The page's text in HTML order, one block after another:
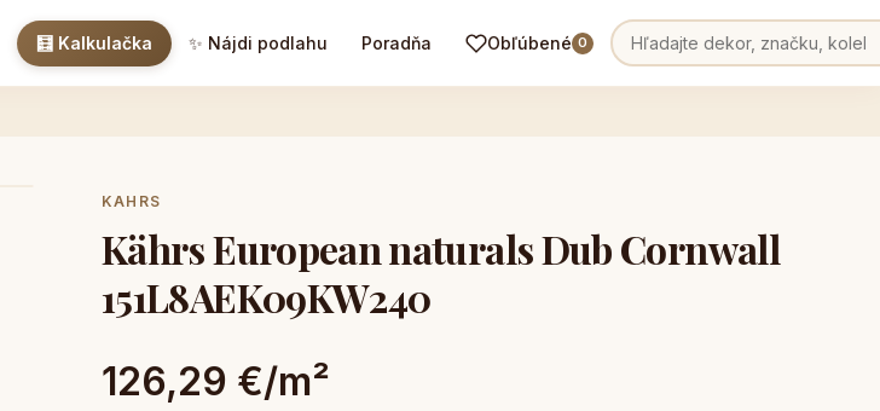
🧮 Kalkulačka ✨ Nájdi podlahu Poradňa Obľúbené 0
KAHRS
Kährs European naturals Dub Cornwall
151L8AEK09KW240
126,29 €/m²